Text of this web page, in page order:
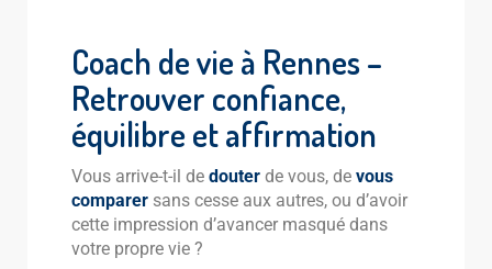
Coach de vie à Rennes –
Retrouver confiance,
équilibre et affirmation
Vous arrive-t-il de douter de vous, de vous
comparer sans cesse aux autres, ou d’avoir
cette impression d’avancer masqué dans
votre propre vie ?